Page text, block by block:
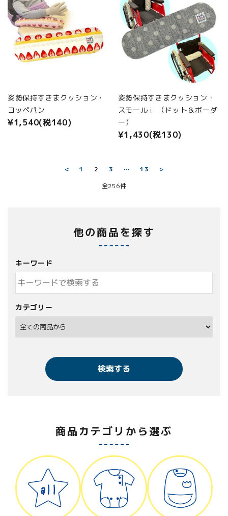
姿勢保持すきまクッション・
コッペパン
¥1,540(税140)
姿勢保持すきまクッション・
スモールｉ （ドット＆ボーダ
ー）
¥1,430(税130)
< 1 2 3 … 13
>
全256件
他の商品を探す
キーワード
カテゴリー
検索する
カテゴリー
商品カテゴリから選ぶ